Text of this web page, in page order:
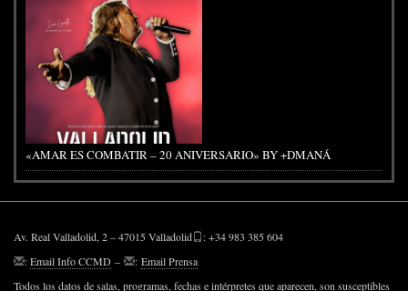
«AMAR ES COMBATIR – 20 ANIVERSARIO» BY +DMANÁ
Av. Real Valladolid, 2 – 47015 Valladolid
: +34 983 385 604
:Email Info CCMD – : Email Prensa
Todos los datos de salas, programas, fechas e intérpretes que aparecen, son susceptibles